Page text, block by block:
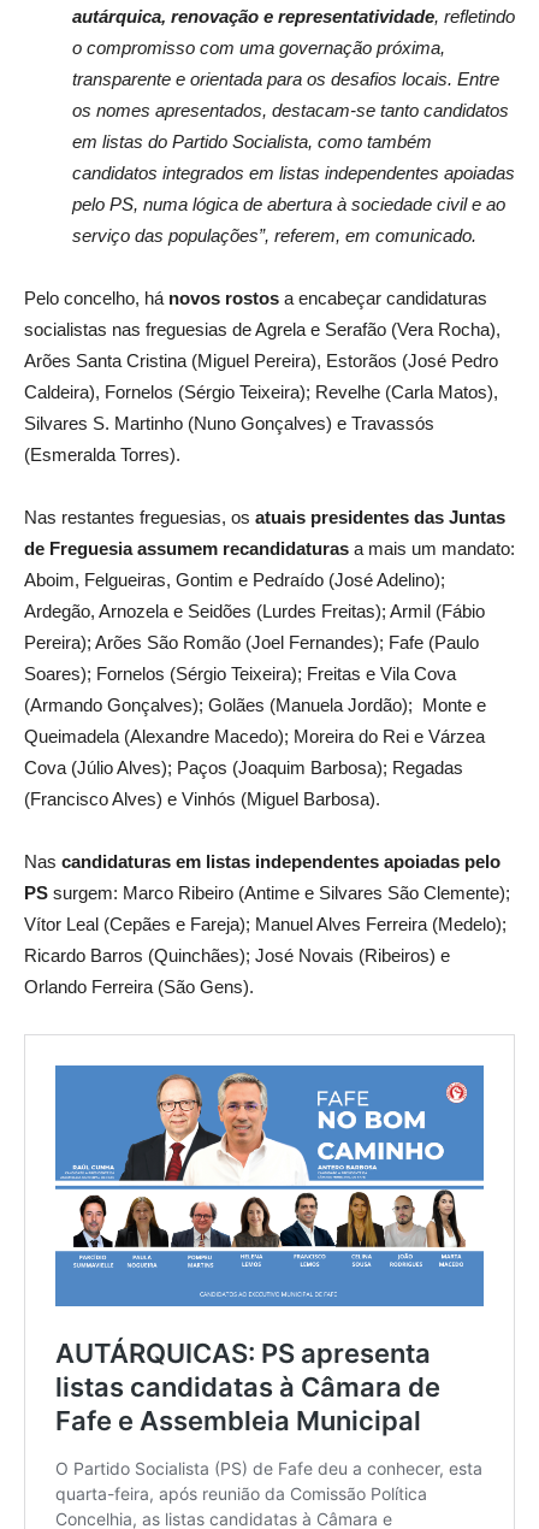
autárquica, renovação e representatividade, refletindo
o compromisso com uma governação próxima,
transparente e orientada para os desafios locais. Entre
os nomes apresentados, destacam-se tanto candidatos
em listas do Partido Socialista, como também
candidatos integrados em listas independentes apoiadas
pelo PS, numa lógica de abertura à sociedade civil e ao
serviço das populações”, referem, em comunicado.
Pelo concelho, há novos rostos a encabeçar candidaturas
socialistas nas freguesias de Agrela e Serafão (Vera Rocha),
Arões Santa Cristina (Miguel Pereira), Estorãos (José Pedro
Caldeira), Fornelos (Sérgio Teixeira); Revelhe (Carla Matos),
Silvares S. Martinho (Nuno Gonçalves) e Travassós
(Esmeralda Torres).
Nas restantes freguesias, os atuais presidentes das Juntas
de Freguesia assumem recandidaturas a mais um mandato:
Aboim, Felgueiras, Gontim e Pedraído (José Adelino);
Ardegão, Arnozela e Seidões (Lurdes Freitas); Armil (Fábio
Pereira); Arões São Romão (Joel Fernandes); Fafe (Paulo
Soares); Fornelos (Sérgio Teixeira); Freitas e Vila Cova
(Armando Gonçalves); Golães (Manuela Jordão); Monte e
Queimadela (Alexandre Macedo); Moreira do Rei e Várzea
Cova (Júlio Alves); Paços (Joaquim Barbosa); Regadas
(Francisco Alves) e Vinhós (Miguel Barbosa).
Nas candidaturas em listas independentes apoiadas pelo
PS surgem: Marco Ribeiro (Antime e Silvares São Clemente);
Vítor Leal (Cepães e Fareja); Manuel Alves Ferreira (Medelo);
Ricardo Barros (Quinchães); José Novais (Ribeiros) e
Orlando Ferreira (São Gens).